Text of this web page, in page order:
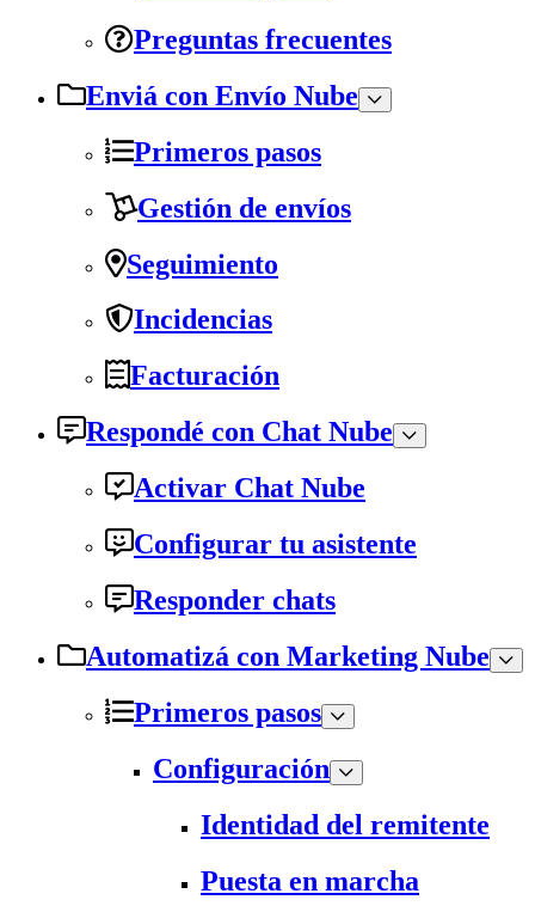
Preguntas frecuentes
Enviá con Envío Nube
Primeros pasos
Gestión de envíos
Seguimiento
Incidencias
Facturación
Respondé con Chat Nube
Activar Chat Nube
Configurar tu asistente
Responder chats
Automatizá con Marketing Nube
Primeros pasos
Configuración
Identidad del remitente
Puesta en marcha